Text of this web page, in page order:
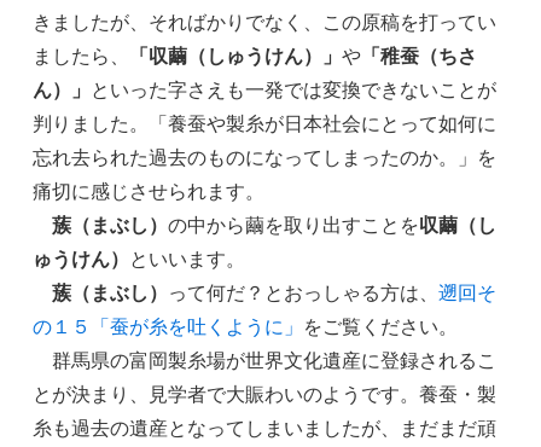
きましたが、そればかりでなく、この原稿を打ってい
ましたら、
「収繭（しゅうけん）」や 「稚蚕（ちさ
ん）」
といった字さえも一発では変換できないことが
判りました。「養蚕や製糸が日本社会にとって如何に
忘れ去られた過去のものになってしまったのか。」を
痛切に感じさせられます。
蔟（まぶし）の中から繭を取り出すことを収繭（し
ゅうけん）
といいます。
蔟（まぶし） って何だ？とおっしゃる方は、遡回そ
の１５「蚕が糸を吐くように」 をご覧ください。
群馬県の富岡製糸場が世界文化遺産に登録されるこ
とが決まり、見学者で大賑わいのようです。養蚕・製
糸も過去の遺産となってしまいましたが、まだまだ頑